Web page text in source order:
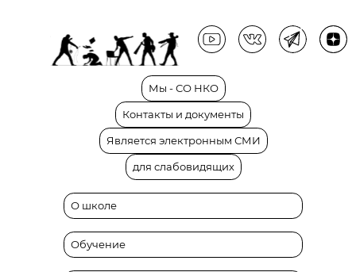
Мы - СО НКО
Контакты и документы
Является электронным СМИ
для слабовидящих
О школе
Обучение